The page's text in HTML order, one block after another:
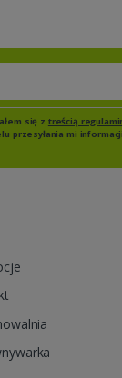
się z treścią
przesyłania mi